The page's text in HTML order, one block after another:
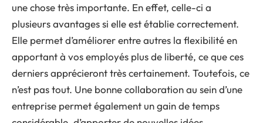
une chose très importante. En effet, celle-ci a
plusieurs avantages si elle est établie correctement.
Elle permet d’améliorer entre autres la flexibilité en
apportant à vos employés plus de liberté, ce que ces
derniers apprécieront très certainement. Toutefois, ce
n’est pas tout. Une bonne collaboration au sein d’une
entreprise permet également un gain de temps